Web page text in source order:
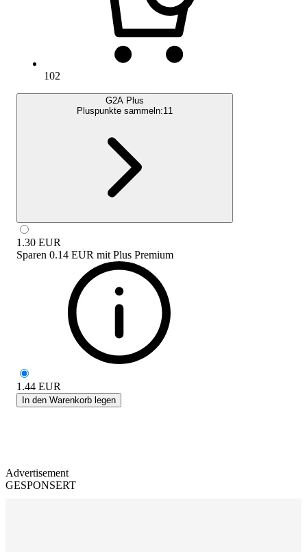
102
G2A Plus
Pluspunkte sammeln:11
1.30 EUR
Sparen 0.14 EUR mit Plus Premium
1.44 EUR
In den Warenkorb legen
Advertisement
GESPONSERT